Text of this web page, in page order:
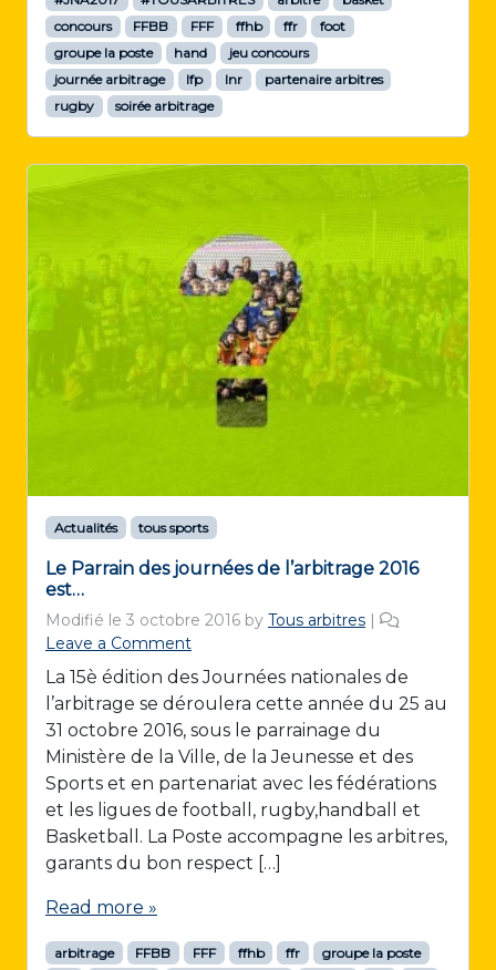
concours
FFBB FFF ffhb ffr
foot
groupe la poste
hand
jeu concours
journée arbitrage
lfp lnr
partenaire arbitres
rugby
soirée arbitrage
Actualités tous sports
Le Parrain des journées de l’arbitrage 2016
est…
Modifié le 3 octobre 2016 by Tous arbitres |
Leave a Comment
La 15è édition des Journées nationales de
l’arbitrage se déroulera cette année du 25 au
31 octobre 2016, sous le parrainage du
Ministère de la Ville, de la Jeunesse et des
Sports et en partenariat avec les fédérations
et les ligues de football, rugby,handball et
Basketball. La Poste accompagne les arbitres,
garants du bon respect […]
Read more »
arbitrage FFBB FFF ffhb ffr groupe la poste